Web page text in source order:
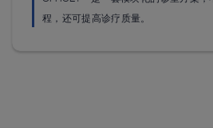
程，还可提高诊疗质量。